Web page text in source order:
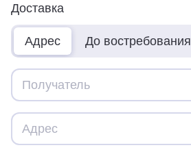
Доставка
Адрес До востребования